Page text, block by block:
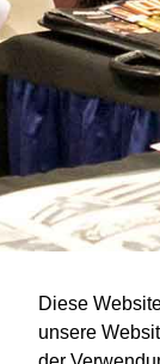
Diese
unsere